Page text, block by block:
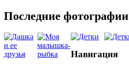
Последние фотографии
Навигация